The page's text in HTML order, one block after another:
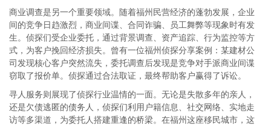
商业调查是另一个重要领域。随着福州民营经济的蓬勃发展，企业
间的竞争日趋激烈，商业间谍、合同诈骗、员工舞弊等现象时有发
生。侦探们受企业委托，通过背景调查、资产追踪、行为监控等方
式，为客户挽回经济损失。曾有一位福州侦探分享案例：某建材公
司发现核心客户突然流失，委托调查后发现是竞争对手派商业间谍
窃取了报价单。侦探通过合法取证，最终帮助客户赢得了诉讼。
寻人服务则展现了侦探行业温情的一面。无论是失散多年的亲人，
还是欠债逃匿的债务人，侦探们利用户籍信息、社交网络、实地走
访等多渠道，为委托人搭建重逢的桥梁。在福州这座移民城市，这